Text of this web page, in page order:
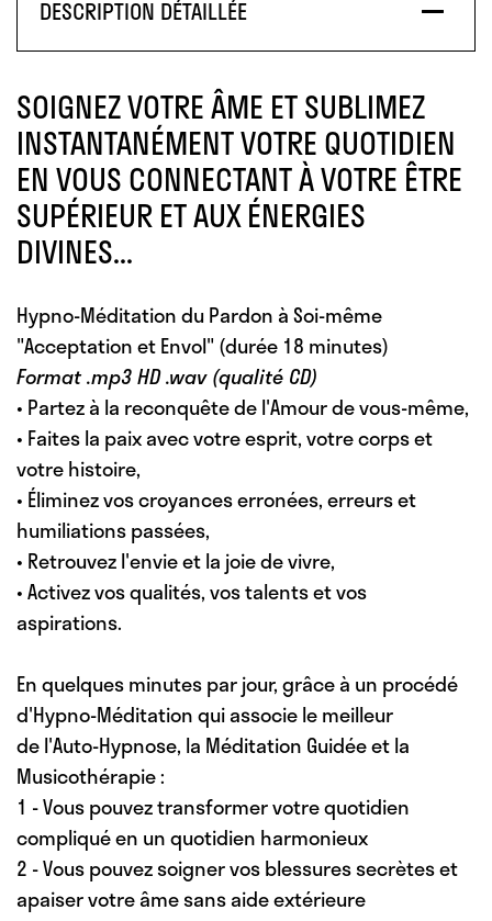
DESCRIPTION DÉTAILLÉE
SOIGNEZ VOTRE ÂME ET SUBLIMEZ
INSTANTANÉMENT VOTRE QUOTIDIEN
EN VOUS CONNECTANT À VOTRE ÊTRE
SUPÉRIEUR ET AUX ÉNERGIES
DIVINES...
Hypno-Méditation du Pardon à Soi-même
"Acceptation et Envol"(durée 18 minutes)
Format .mp3 HD .wav (qualité CD)
• Partez à la reconquête de l'Amour de vous-même,
• Faites la paix avec votre esprit, votre corps et
votre histoire,
• Éliminez vos croyances erronées, erreurs et
humiliations passées,
• Retrouvez l'envie et la joie de vivre,
• Activez vos qualités, vos talents et vos
aspirations.
En quelques minutes par jour, grâce à un procédé
d'Hypno-Méditation qui associe le meilleur
de l'Auto-Hypnose, la Méditation Guidée et la
Musicothérapie :
1 - Vous pouvez transformer votre quotidien
compliqué en un quotidien harmonieux
2 - Vous pouvez soigner vos blessures secrètes et
apaiser votre âme sans aide extérieure